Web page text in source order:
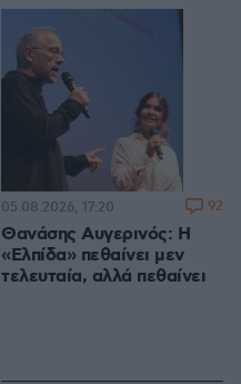
Θανάσης Αυγερινός: Η
«Ελπίδα» πεθαίνει μεν
τελευταία, αλλά πεθαίνει
05.08.2026, 17:20 92